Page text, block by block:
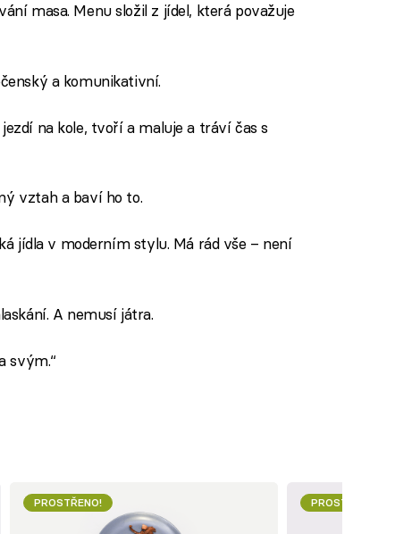
masa. Menu složil z jídel, která považuje
a komunikativní.
na kole, tvoří a maluje a tráví čas s
vztah a baví ho to.
jídla v moderním stylu. Má rád vše – není
A nemusí játra.
svým.“
PROSTŘENO! PROSTŘENO!